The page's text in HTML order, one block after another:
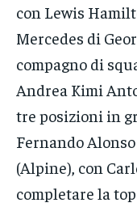
con Lewis
Mercedes di
compagno di
Andrea Kimi
tre posizioni in
Fernando
(Alpine), con
completare la